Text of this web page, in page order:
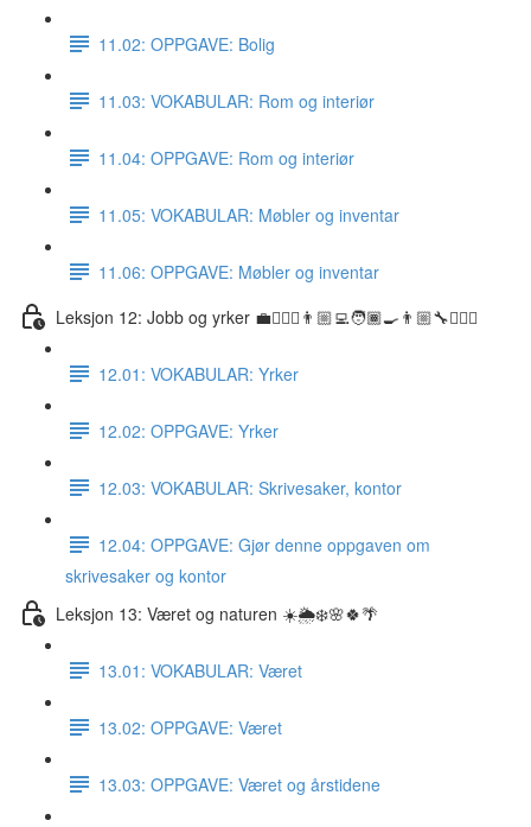
11.02: OPPGAVE: Bolig
11.03: VOKABULAR: Rom og interiør
11.04: OPPGAVE: Rom og interiør
11.05: VOKABULAR: Møbler og inventar
11.06: OPPGAVE: Møbler og inventar
Leksjon 12: Jobb og yrker 💼👷🏼‍♀️👨🏼‍💻🧑🏾‍🍳👨🏼‍🔧👩🏽‍⚕️
12.01: VOKABULAR: Yrker
12.02: OPPGAVE: Yrker
12.03: VOKABULAR: Skrivesaker, kontor
12.04: OPPGAVE: Gjør denne oppgaven om
skrivesaker og kontor
Leksjon 13: Været og naturen ☀️🌦❄️🌸🍀🌴
13.01: VOKABULAR: Været
13.02: OPPGAVE: Været
13.03: OPPGAVE: Været og årstidene